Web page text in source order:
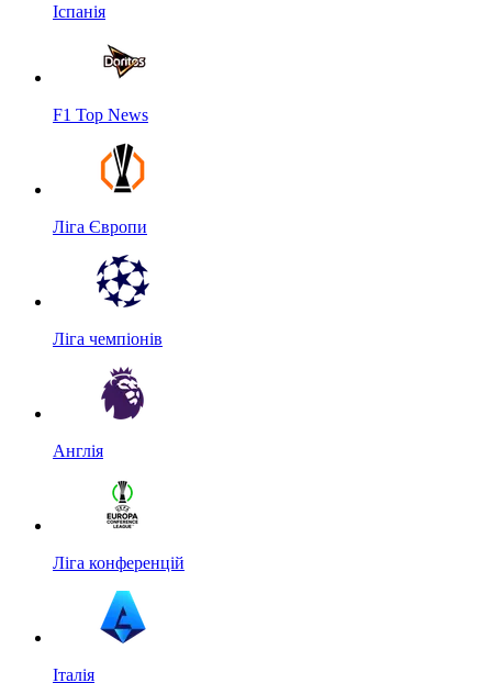
Іспанія
F1 Top News
Ліга Європи
Ліга чемпіонів
Англія
Ліга конференцій
Італія